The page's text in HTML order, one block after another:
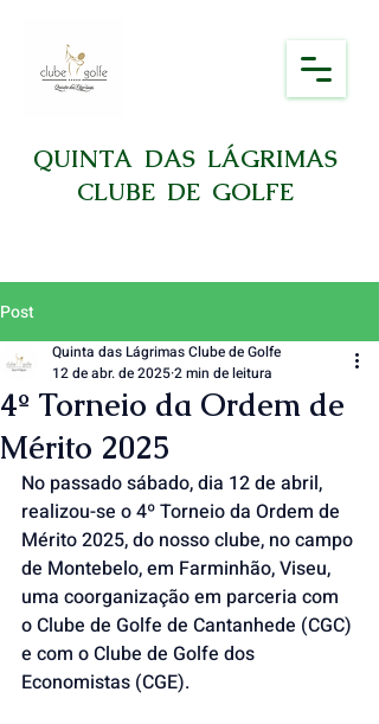
QUINTA DAS LÁGRIMAS
CLUBE DE GOLFE
Post
4º Torneio da Ordem de
Mérito 2025
Quinta das Lágrimas Clube de Golfe
12 de abr. de 20252 min de leitura
No passado sábado, dia 12 de abril,
realizou-se o 4º Torneio da Ordem de
Mérito 2025, do nosso clube, no campo
de Montebelo, em Farminhão, Viseu,
uma coorganização em parceria com
o Clube de Golfe de Cantanhede (CGC)
e com o Clube de Golfe dos
Economistas (CGE).